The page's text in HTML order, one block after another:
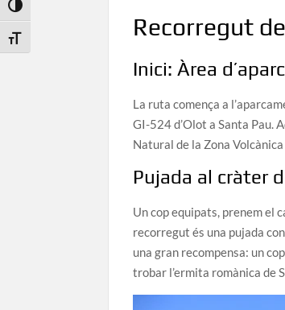
Toggle High Contrast
Toggle Font size
Recorregut
Inici: Àrea
La ruta comença a
GI-524 d’Olot a Santa Pau.
Natural de la Zona
Pujada al cràter
Un cop equipats, prenem el
recorregut és una pujada
una gran recompensa: un
trobar l’ermita romànica de